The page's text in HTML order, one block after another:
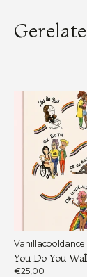
Vanillacooldance
You Do You
€25,00